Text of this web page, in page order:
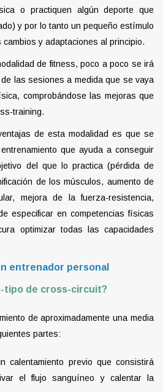
o practiquen algún deporte que
y por lo tanto un pequeño estímulo
y adaptaciones al principio.
de fitness, poco a poco se irá
las sesiones a medida que se vaya
comprobándose las mejoras que
training.
de esta modalidad es que se
que ayuda a conseguir
del que lo practica (pérdida de
de los músculos, aumento de
mejora de la fuerza-resistencia,
especificar en competencias físicas
optimizar todas las capacidades
entrenador personal
tipo de cross-circuit?
de aproximadamente una media
partes:
calentamiento previo que consistirá
el flujo sanguíneo y calentar la